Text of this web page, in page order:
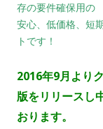
存の要件確保用の
安心、低価格、短
トです！
2016年9月より
版をリリースし
おります。